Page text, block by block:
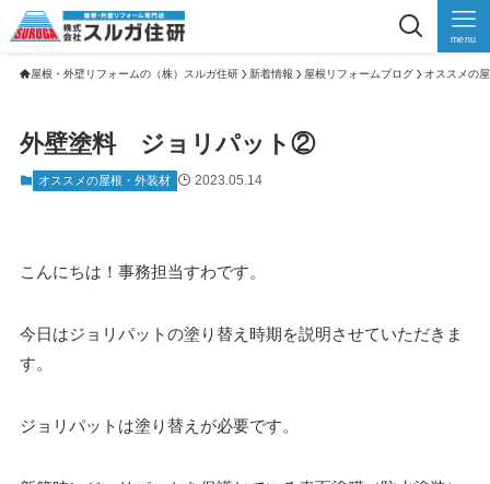
menu
屋根・外壁リフォームの（株）スルガ住研 新着情報 屋根リフォームブログ オススメの
外壁塗料 ジョリパット②
オススメの屋根・外装材 2023.05.14
こんにちは！事務担当すわです。
今日はジョリパットの塗り替え時期を説明させていただきま
す。
ジョリパットは塗り替えが必要です。